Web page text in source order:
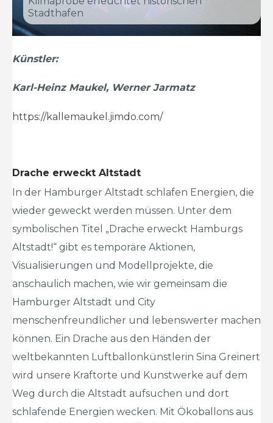
Stadthafen
Künstler:
Karl-Heinz Maukel, Werner Jarmatz
https://kallemaukel.jimdo.com/
Drache erweckt Altstadt
In der Hamburger Altstadt schlafen Energien, die
wieder geweckt werden müssen. Unter dem
symbolischen Titel „Drache erweckt Hamburgs
Altstadt!“ gibt es temporäre Aktionen,
Visualisierungen und Modellprojekte, die
anschaulich machen, wie wir gemeinsam die
Hamburger Altstadt und City
menschenfreundlicher und lebenswerter machen
können. Ein Drache aus den Händen der
weltbekannten Luftballonkünstlerin Sina Greinert
wird unsere Kraftorte und Kunstwerke auf dem
Weg durch die Altstadt aufsuchen und dort
schlafende Energien wecken. Mit Ökoballons aus